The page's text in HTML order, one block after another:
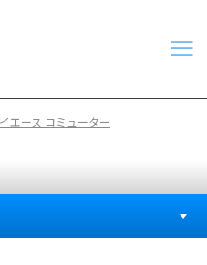
エース コミューター